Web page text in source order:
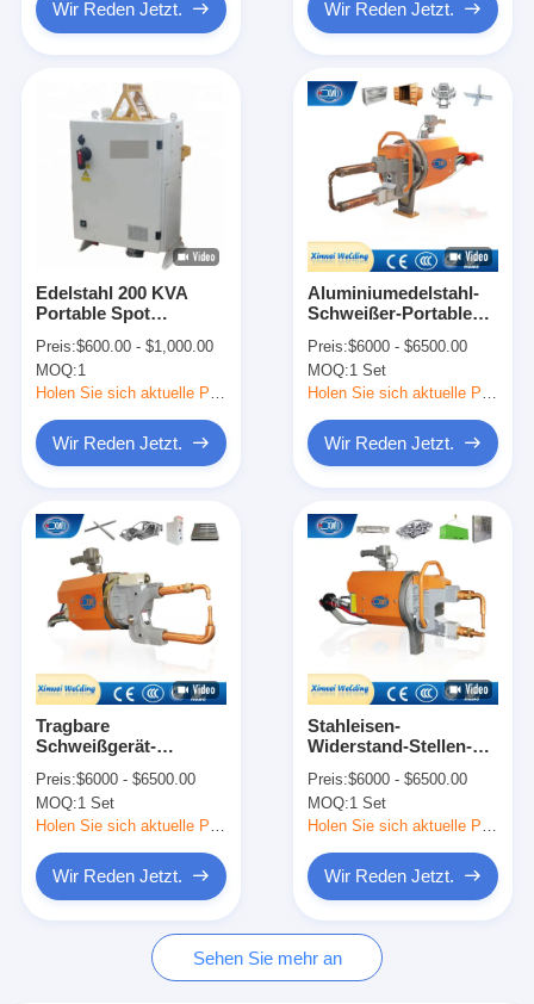
Produkte
Über uns
Qualitätskontrolle
Kontakt
Nachrichten
Alle Fälle
Wir Reden Jetzt. Wir Reden Jetzt.
Edelstahl 200 KVA
Portable Spot
Mikrocontroller
Preis:$600.00 - $1,000.00
MOQ:1
Holen Sie sich aktuelle Preis
Wir Reden Jetzt.
Aluminiumedelstahl-
Schweißer-Portable
Maschine
Preis:$6000 - $6500.00
MOQ:1 Set
Holen Sie sich aktuelle Preis
Wir Reden Jetzt.
Tragbare
Schweißgerät-
Aluminiumhandauto-
Automobilwechselstroms
Preis:$6000 - $6500.00
MOQ:1 Set
Holen Sie sich aktuelle Preis
Wir Reden Jetzt.
Stahleisen-
Widerstand-Stellen-
Welding Gun-
Maschinen-Schweißer
Preis:$6000 - $6500.00
MOQ:1 Set
Holen Sie sich aktuelle Preis
Wir Reden Jetzt.
Sehen Sie mehr an